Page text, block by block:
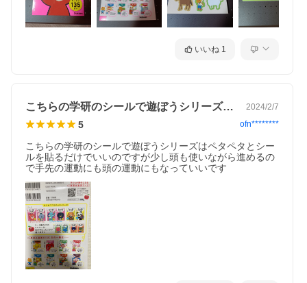
いいね 1
こちらの学研のシールで遊ぼうシリーズは… 2024/2/7
5 ofn********
こちらの学研のシールで遊ぼうシリーズはペタペタとシー
ルを貼るだけでいいのですが少し頭も使いながら進めるの
で手先の運動にも頭の運動にもなっていいです